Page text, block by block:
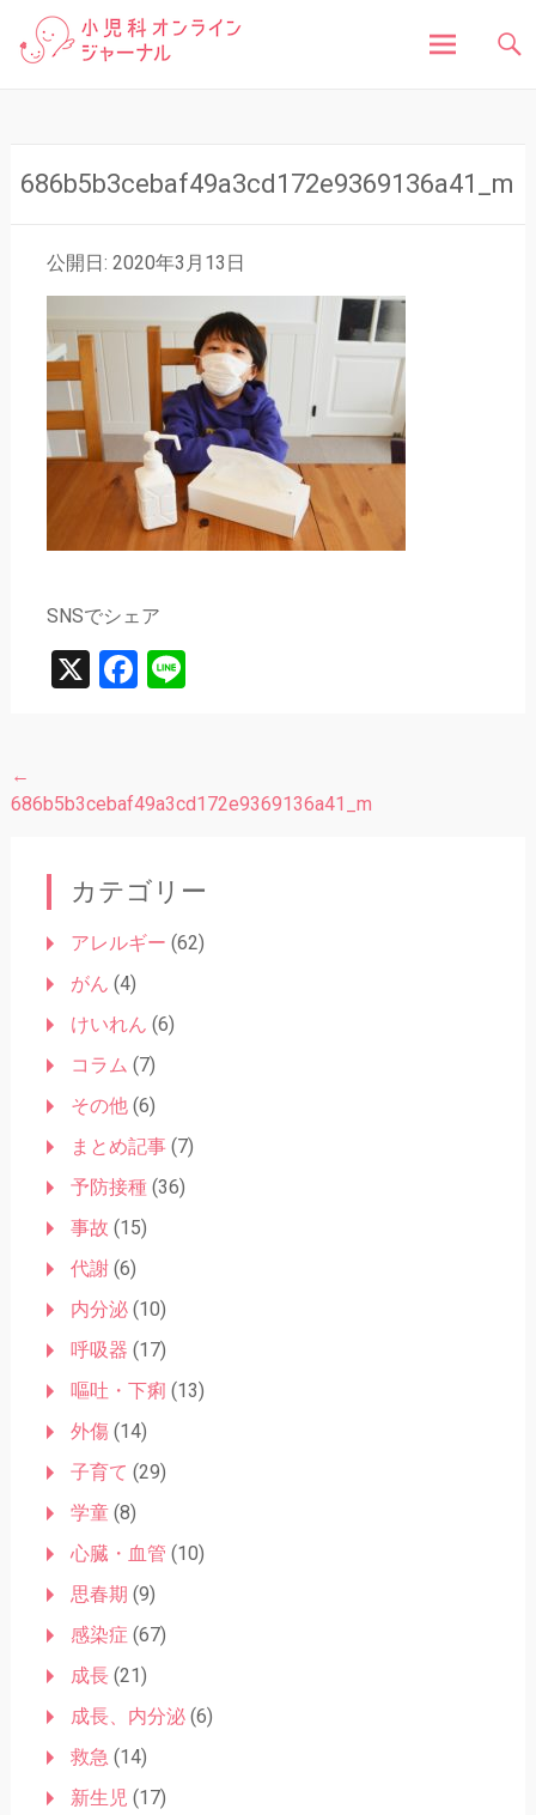
小児科オンラインジャ
状や原因、対処法はもちろん、予防接種や健診、子
どもの成長に関する豆知識まで、小児科医が分かり
ン
686b5b3cebaf49a3cd172e9369136a41_m
公開日: 2020年3月13日
SNSでシェア
X Facebook
Line
投
稿
←
686b5b3cebaf49a3cd172e9369136a41_m
カテゴリー
アレルギー (62)
がん (4)
けいれん (6)
コラム (7)
その他(6)
まとめ記事(7)
予防接種(36)
事故 (15)
代謝(6)
内分泌(10)
呼吸器 (17)
嘔吐・下痢 (13)
外傷(14)
子育て (29)
学童(8)
心臓・血管 (10)
思春期 (9)
感染症 (67)
成長(21)
成長、内分泌(6)
救急 (14)
新生児 (17)